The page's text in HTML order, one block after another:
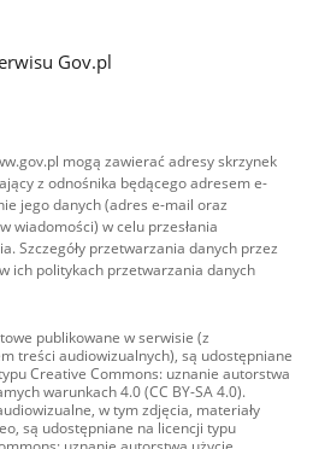
Gov.pl
mogą zawierać adresy skrzynek
z odnośnika będącego adresem e-
jego danych (adres e-mail oraz
wiadomości) w celu przesłania
Szczegóły przetwarzania danych przez
ich politykach przetwarzania danych
publikowane w serwisie (z
treści audiowizualnych), są udostępniane
Creative Commons: uznanie autorstwa
warunkach 4.0 (CC BY-SA 4.0).
w tym zdjęcia, materiały
są udostępniane na licencji typu